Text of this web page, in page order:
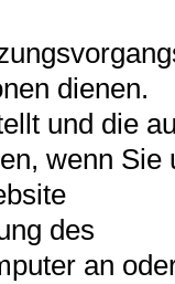
dienen.
und die
wenn Sie
des
an